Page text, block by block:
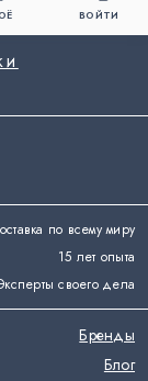
ВОЙТИ
по всему миру
15 лет опыта
своего дела
Бренды
Блог